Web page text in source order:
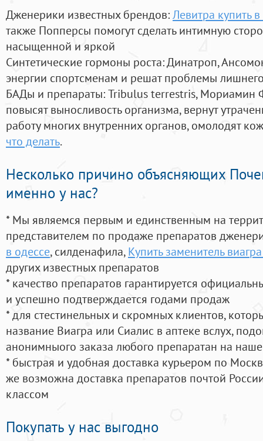
Дженерики известных брендов:Левитра купить
также Попперсы помогут сделать интимную
насыщенной и яркой
Синтетические гормоны роста: Динатроп,
энергии спортсменам и решат проблемы
БАДы и препараты:Tribulus terrestris, Мориамин
повысят выносливость организма, вернут
работу многих внутренних органов, омолодят
что делать.
Несколько причино объясняющих
именно у нас?
* Мы являемся первым и единственным на
представителем по продаже препаратов
в одессе, силденафила, Купить заменитель
других известных препаратов
* качество препаратов гарантируется
и успешно подтверждается годами продаж
* для стестинельных и скромных клиентов,
название Виагра или Сиалис в аптеке вслух,
анонимныого заказа любого препаратан на
* быстрая и удобная доставка курьером по
же возможна доставка препаратов почтой
классом
Покупать у нас выгодно